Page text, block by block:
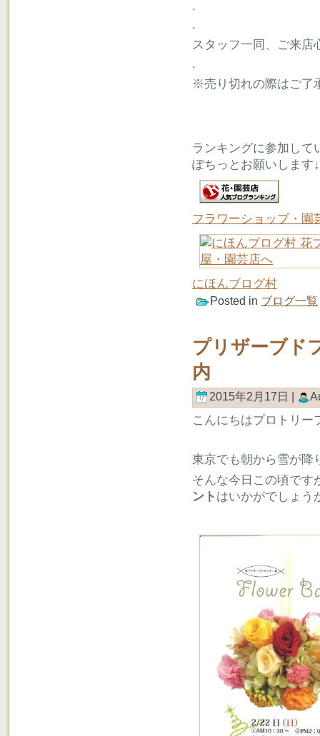
.
.
スタッフ一同、ご来店
.
※売り切れの際はご了
ランキングに参加して
ぽちっとお願いします↓
フラワーショップ・園
にほんブログ村
Posted in ブログ一覧
プリザーブド
内
2015年2月17日 |
こんにちはプロトリー
東京でも朝から雪が降
そんな今日この頃です
ント はいかがでしょう